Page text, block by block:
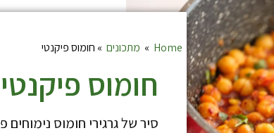
Home
» מתכונים » חומוס פיקנטי
חומוס פיקנטי
סיר של גרגירי חומוס